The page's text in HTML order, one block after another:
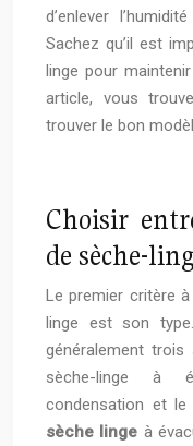
d’enlever
Sachez qu’il est
linge pour
article, vous
trouver le bon
Choisir
de sèche-
Le premier critère
linge est son
généralement
sèche-linge à
condensation et le
sèche linge à